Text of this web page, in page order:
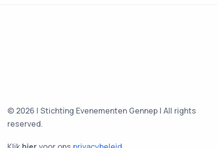
© 2026 | Stichting Evenementen Gennep | All rights
reserved.